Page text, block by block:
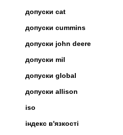
допуски cat
допуски cummins
допуски john deere
допуски mil
допуски global
допуски allison
iso
індекс в'язкості